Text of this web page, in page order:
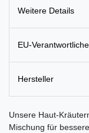
Weitere Details
EU-
Hersteller
Unsere Haut-
Mischung für